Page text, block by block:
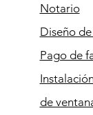
Notario
Diseño
Pago de
de